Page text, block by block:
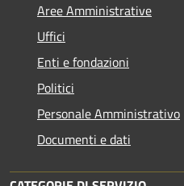
Aree Amministrative
Uffici
Enti e fondazioni
Politici
Personale Amministrativo
Documenti e dati